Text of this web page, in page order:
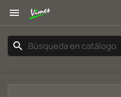

search